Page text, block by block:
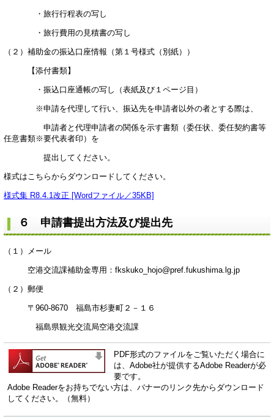
・旅行行程表の写し
・旅行費用の見積書の写し
（２）補助金の振込口座情報（第１号様式（別紙））
【添付書類】
・振込口座通帳の写し（表紙及び１ページ目）
※申請を代理して行い、振込先を申請者以外の者とする際は、
申請者と代理申請者の関係を示す書類（委任状、委任契約書等
任意書類※要代表者印）を
提出してください。
様式はこちらからダウンロードしてください。
様式集 R8.4.1改正 [Wordファイル／35KB]
６ 申請書提出方法及び提出先
（１）メール
空港交流課補助金専用：fkskuko_hojo@pref.fukushima.lg.jp
（２）郵便
〒960-8670 福島市杉妻町２－１６
福島県観光交流局空港交流課
PDF形式のファイルをご覧いただく場合に
は、Adobe社が提供するAdobe Readerが必
要です。
Adobe Readerをお持ちでない方は、バナーのリンク先からダウンロード
してください。（無料）